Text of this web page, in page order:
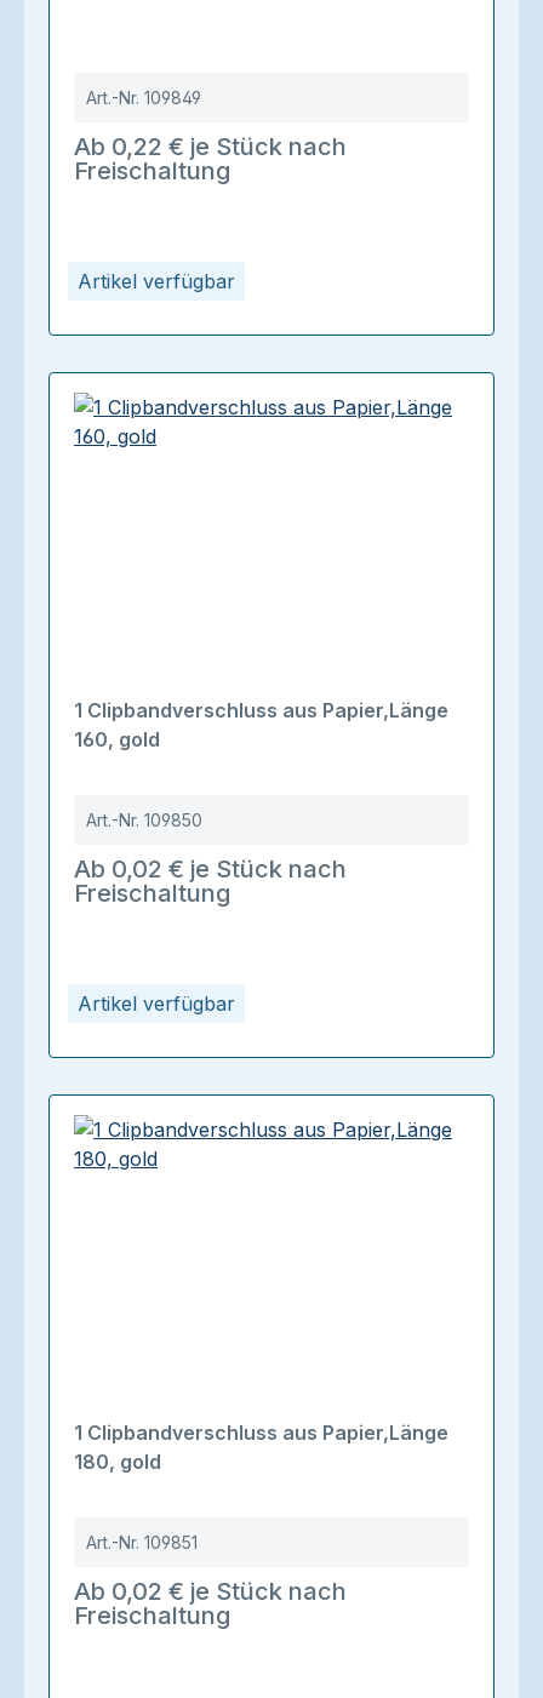
Artikel verfügbar
Art.-Nr. 109849
Ab 0,22 € je Stück nach
Freischaltung
Artikel verfügbar
1 Clipbandverschluss aus Papier,Länge
160, gold
Art.-Nr. 109850
Ab 0,02 € je Stück nach
Freischaltung
1 Clipbandverschluss aus Papier,Länge
180, gold
Art.-Nr. 109851
Ab 0,02 € je Stück nach
Freischaltung